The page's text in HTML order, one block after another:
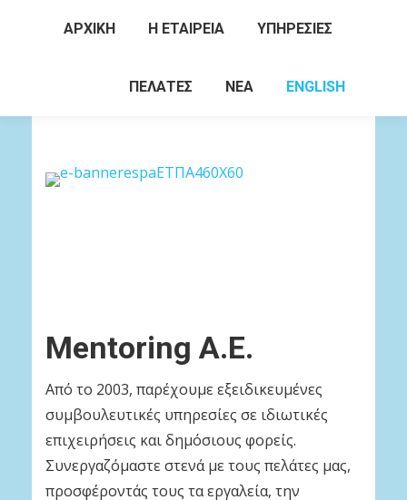
ΑΡΧΙΚΗ Η ΕΤΑΙΡΕΙΑ ΥΠΗΡΕΣΙΕΣ
ΠΕΛΑΤΕΣ ΝΕΑ ENGLISH
Mentoring Α.Ε.
Από το 2003, παρέχουμε εξειδικευμένες
συμβουλευτικές υπηρεσίες σε ιδιωτικές
επιχειρήσεις και δημόσιους φορείς.
Συνεργαζόμαστε στενά με τους πελάτες μας,
προσφέροντάς τους τα εργαλεία, την